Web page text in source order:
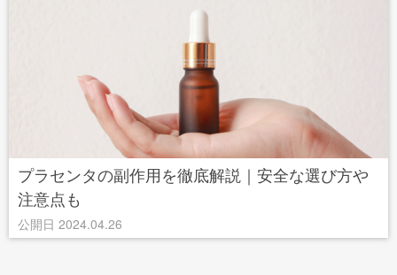
プラセンタの副作用を徹底解説｜安全な選び方や
注意点も
公開日 2024.04.26